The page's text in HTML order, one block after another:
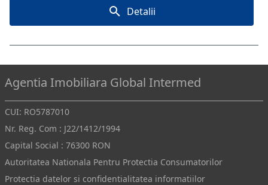
Detalii
Agentia Imobiliara Global Intermed
CUI: RO5787010
Nr. Reg. Com : J22/1412/1994
Capital Social : 76300 RON
Autoritatea Nationala Pentru Protectia Consumatorilor
Protectia datelor si confidentialitatea informatiilor